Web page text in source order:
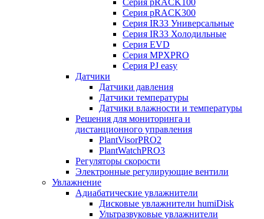
Серия pRACK100
Серия pRACK300
Серия IR33 Универсальные
Серия IR33 Холодильные
Серия EVD
Серия MPXPRO
Серия PJ easy
Датчики
Датчики давления
Датчики температуры
Датчики влажности и температуры
Решения для мониторинга и
дистанционного управления
PlantVisorPRO2
PlantWatchPRO3
Регуляторы скорости
Электронные регулирующие вентили
Увлажнение
Адиабатические увлажнители
Дисковые увлажнители humiDisk
Ультразвуковые увлажнители